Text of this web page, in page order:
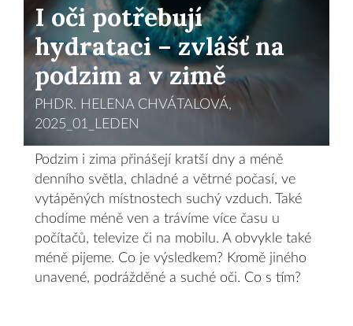
I oči potřebují
hydrataci – zvlášť na
podzim a v zimě
PHDR. HELENA CHVÁTALOVÁ,
2025_01_LEDEN
Podzim i zima přinášejí kratší dny a méně
denního světla, chladné a větrné počasí, ve
vytápěných místnostech suchý vzduch. Také
chodíme méně ven a trávíme více času u
počítačů, televize či na mobilu. A obvykle také
méně pijeme. Co je výsledkem? Kromě jiného
unavené, podrážděné a suché oči. Co s tím?